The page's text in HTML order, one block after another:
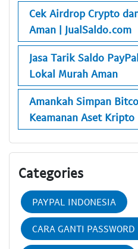
Cek Airdrop Crypto
Aman | JualSaldo.com
Jasa Tarik Saldo
Lokal Murah Aman
Amankah Simpan
Keamanan Aset Kripto
Categories
PAYPAL INDONESIA
CARA GANTI PASSWORD